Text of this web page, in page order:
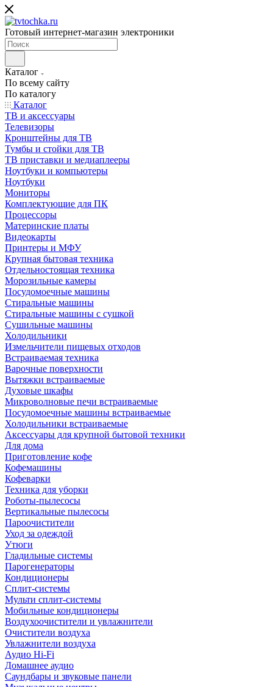
Готовый интернет-магазин электроники
Каталог
По всему сайту
По каталогу
Каталог
ТВ и аксессуары
Телевизоры
Кронштейны для ТВ
Тумбы и стойки для ТВ
ТВ приставки и медиаплееры
Ноутбуки и компьютеры
Ноутбуки
Мониторы
Комплектующие для ПК
Процессоры
Материнские платы
Видеокарты
Принтеры и МФУ
Крупная бытовая техника
Отдельностоящая техника
Морозильные камеры
Посудомоечные машины
Стиральные машины
Стиральные машины с сушкой
Сушильные машины
Холодильники
Измельчители пищевых отходов
Встраиваемая техника
Варочные поверхности
Вытяжки встраиваемые
Духовые шкафы
Микроволновые печи встраиваемые
Посудомоечные машины встраиваемые
Холодильники встраиваемые
Аксессуары для крупной бытовой техники
Для дома
Приготовление кофе
Кофемашины
Кофеварки
Техника для уборки
Роботы-пылесосы
Вертикальные пылесосы
Пароочистители
Уход за одеждой
Утюги
Гладильные системы
Парогенераторы
Кондиционеры
Сплит-системы
Мульти сплит-системы
Мобильные кондиционеры
Воздухоочистители и увлажнители
Очистители воздуха
Увлажнители воздуха
Аудио Hi-Fi
Домашнее аудио
Саундбары и звуковые панели